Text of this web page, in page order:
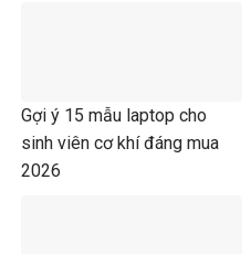
Gợi ý 15 mẫu laptop cho
sinh viên cơ khí đáng mua
2026